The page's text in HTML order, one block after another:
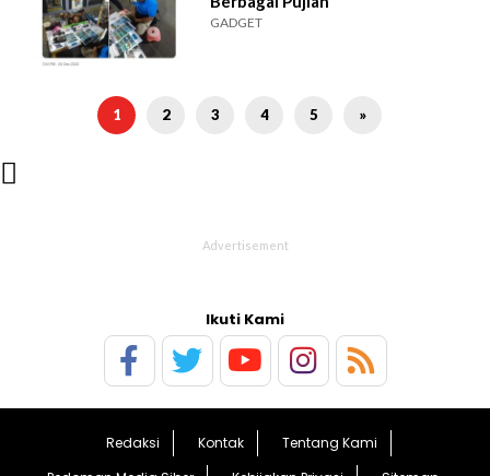
GADGET
1 2 3 4 5 »

Ikuti Kami
Redaksi Kontak
Tentang Kami